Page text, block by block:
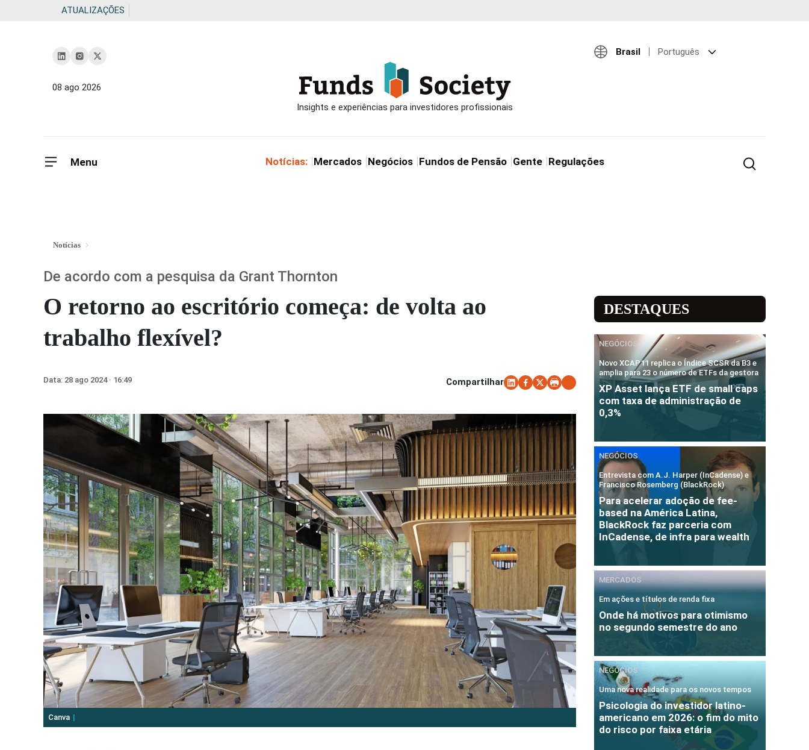
ATUALIZAÇÕES
08 ago 2026
Brasil Português
Menu Notícias: Mercados Negócios Fundos de Pensão Gente Regulações
Notícias
O retorno ao escritório começa: de volta ao
trabalho flexível?
De acordo com a pesquisa da Grant Thornton
Data: 28 ago 2024 · 16:49 Compartilhar
Canva
DESTAQUES
NEGÓCIOS
Novo XCAP11 replica o Índice SCSR da B3 e
amplia para 23 o número de ETFs da gestora
XP Asset lança ETF de small caps
com taxa de administração de
0,3%
NEGÓCIOS
Entrevista com A.J. Harper (InCadense) e
Francisco Rosemberg (BlackRock)
Para acelerar adoção de fee-
based na América Latina,
BlackRock faz parceria com
InCadense, de infra para wealth
MERCADOS
Em ações e títulos de renda fixa
Onde há motivos para otimismo
no segundo semestre do ano
NEGÓCIOS
Uma nova realidade para os novos tempos
Psicologia do investidor latino-
americano em 2026: o fim do mito
do risco por faixa etária